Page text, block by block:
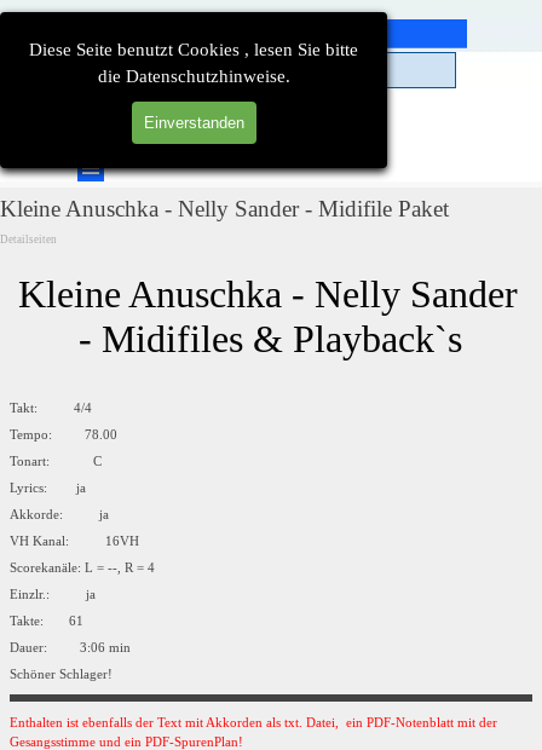
Diese Seite benutzt Cookies , lesen Sie bitte
die Datenschutzhinweise.
Einverstanden
Direkt zum Seiteninhalt
Menü überspringen
Kleine Anuschka - Nelly Sander - Midifile Paket
Detailseiten
Kleine Anuschka - Nelly Sander
- Midifiles & Playback`s
Takt: 4/4
Tempo: 78.00
Tonart: C
Lyrics: ja
Akkorde: ja
VH Kanal: 16VH
Scorekanäle: L = --, R = 4
Einzlr.: ja
Takte: 61
Dauer: 3:06 min
Schöner Schlager!
Enthalten ist ebenfalls der Text mit Akkorden als txt. Datei, ein PDF-Notenblatt mit der
Gesangsstimme und ein PDF-SpurenPlan!